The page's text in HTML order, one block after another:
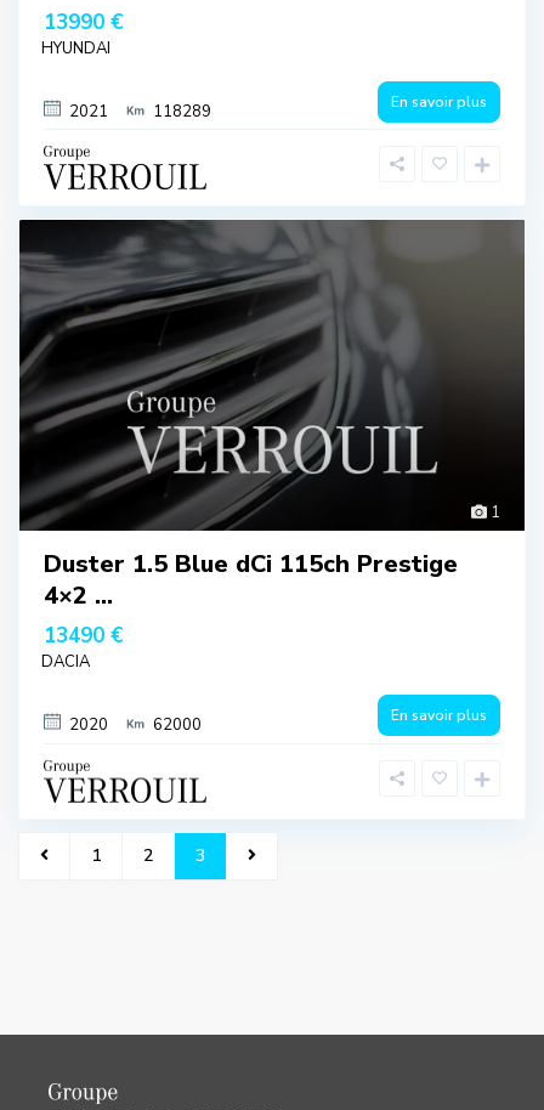
13990 €
HYUNDAI
2021 118289 En savoir plus
1
Duster 1.5 Blue dCi 115ch Prestige
4×2 ...
13490 €
DACIA
2020 62000 En savoir plus
1 2 3